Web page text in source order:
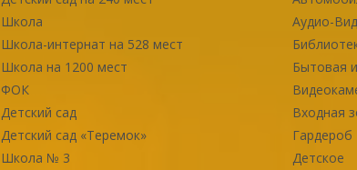
Школа
Школа-интернат на 528 мест
Школа на 1200 мест
ФОК
Детский сад
Детский сад «Теремок»
Школа № 3
Аудио-
Бытовая
Входная
Гардероб
Детское